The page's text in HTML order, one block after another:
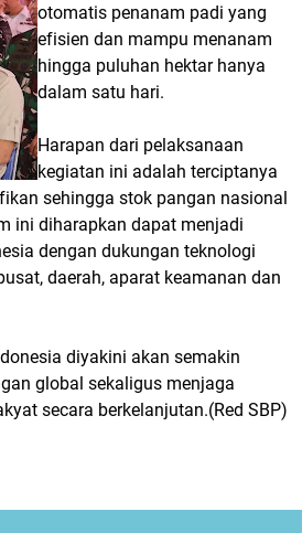
otomatis penanam padi yang
efisien dan mampu menanam
hingga puluhan hektar hanya
dalam satu hari.
Harapan dari pelaksanaan
kegiatan ini adalah terciptanya
sehingga stok pangan nasional
ini diharapkan dapat menjadi
dengan dukungan teknologi
daerah, aparat keamanan dan
diyakini akan semakin
global sekaligus menjaga
secara berkelanjutan.(Red SBP)